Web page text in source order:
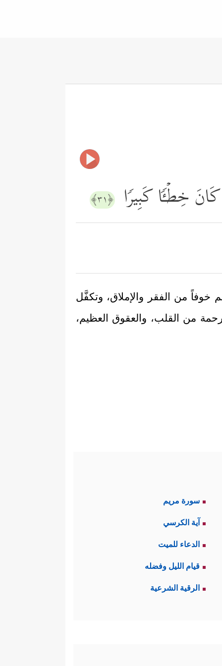
خِطۡـࣰٔا كَبِیرࣰا ﴿٣١﴾
خوفاً من الفقر والإملاق، وتكفَّل
من القلب، والعقوق العظيم،
سورة مريم
آية الكرسي
الدعاء للميت
قيام الليل وفضله
الرقية الشرعية